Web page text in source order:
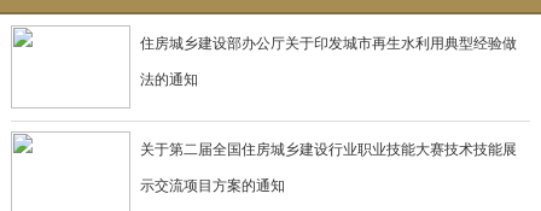
住房城乡建设部办公厅关于印发城市再生水利用典型经验做
法的通知
关于第二届全国住房城乡建设行业职业技能大赛技术技能展
示交流项目方案的通知